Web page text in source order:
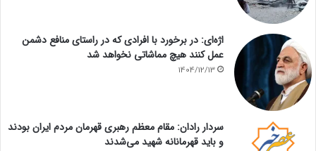
اژه‌ای: در برخورد با افرادی که در راستای منافع دشمن
عمل کنند هیچ مماشاتی نخواهد شد
1404/12/13
سردار رادان: مقام معظم رهبری قهرمان مردم ایران بودند
و باید قهرمانانه شهید می‌شدند